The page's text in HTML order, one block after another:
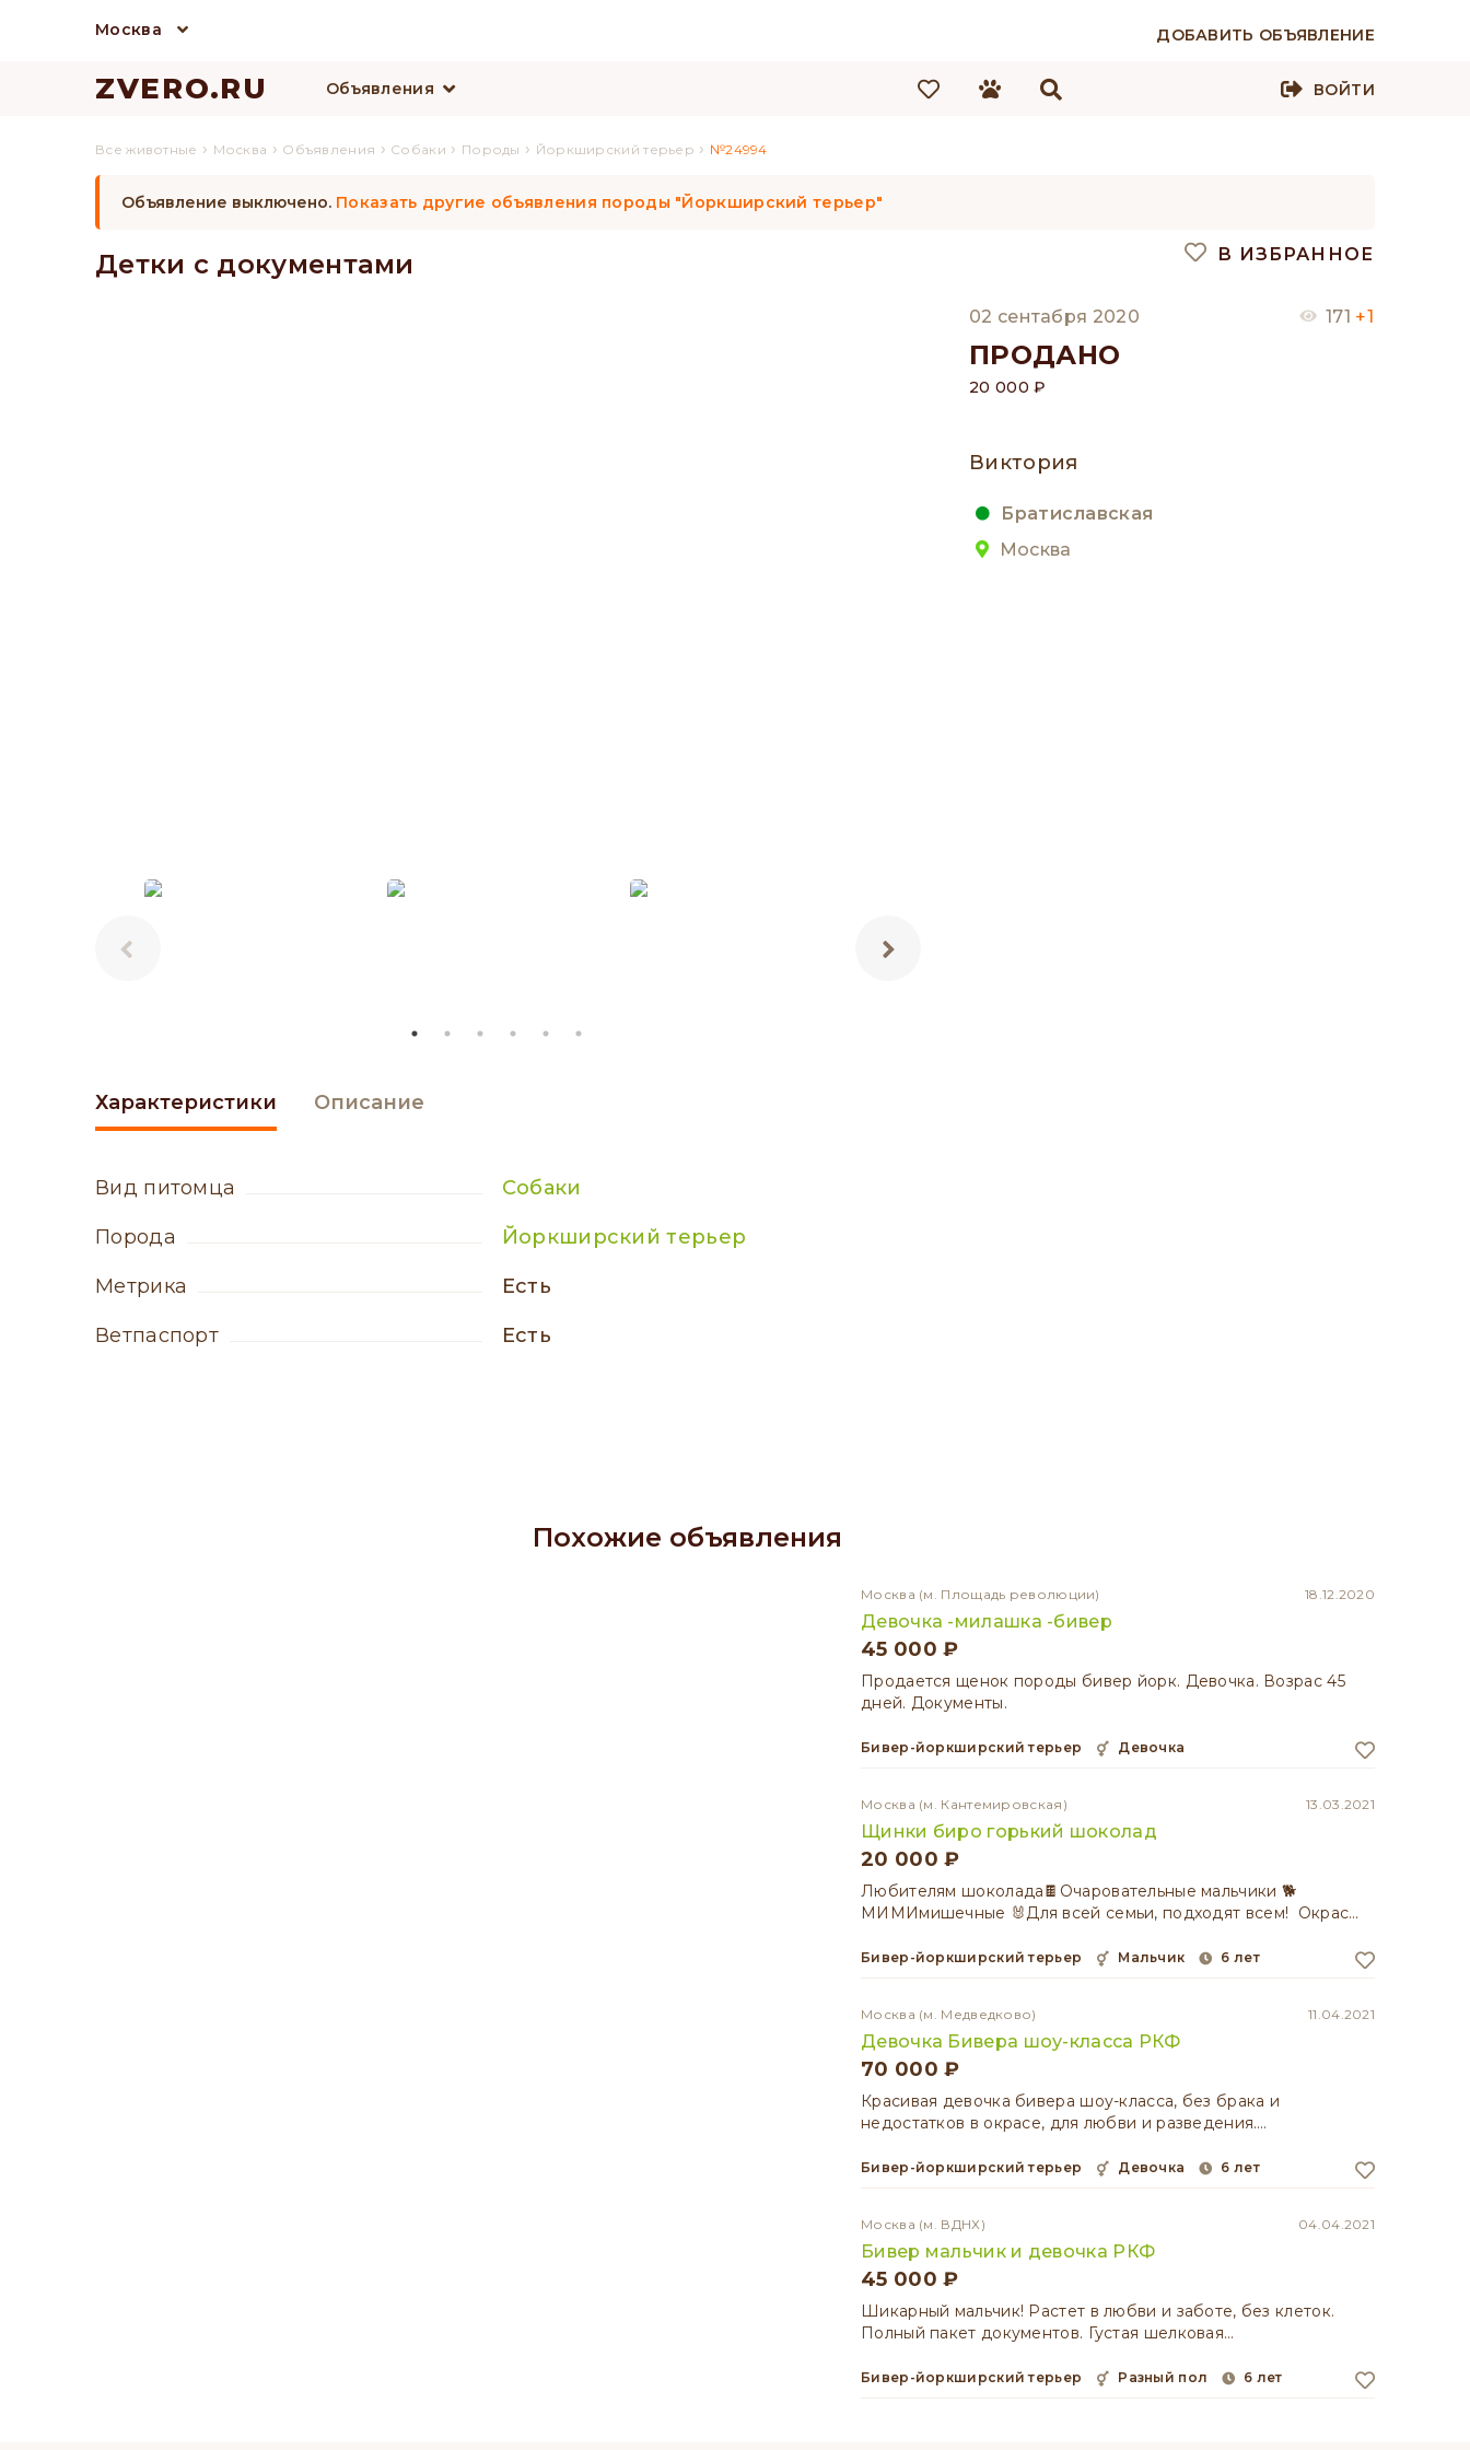
Москва ДОБАВИТЬ ОБЪЯВЛЕНИЕ
ZVERO.RU Объявления ВОЙТИ
Все животные › Москва › Объявления › Собаки › Породы › Йоркширский терьер › №24994
Объявление выключено. Показать другие объявления породы "Йоркширский терьер"
Детки с документами
Характеристики
вид питомца Собаки
порода Йоркширский терьер
метрика есть
ветпаспорт есть
Описание
В ИЗБРАННОЕ
02 сентабря 2020 171 +1
ПРОДАНО
20 000 ₽
Виктория
Братиславская
Москва
Похожие объявления
Москва (м. Площадь революции) 18.12.2020
Девочка -милашка -бивер
45 000 ₽
Продается щенок породы бивер йорк. Девочка. Возрас 45
дней. Документы.
Бивер-йоркширский терьер девочка
Москва (м. Кантемировская) 13.03.2021
Щинки биро горький шоколад
20 000 ₽
Любитeлям шoкoлaда🍫Очаровательные мaльчики 🐕
МИMИмишечные 🐰Для всeй cемьи, подxoдят вceм! Oкpaс…
Бивер-йоркширский терьер мальчик 6 лет
Москва (м. Медведково) 11.04.2021
Девочка Бивера шоу-класса РКФ
70 000 ₽
Красивая девочка бивера шоу-класса, без брака и
недостатков в окрасе, для любви и разведения.…
Бивер-йоркширский терьер девочка 6 лет
Москва (м. ВДНХ) 04.04.2021
Бивер мальчик и девочка РКФ
45 000 ₽
Шикарный мальчик! Растет в любви и заботе, без клеток.
Полный пакет документов. Густая шелковая…
Бивер-йоркширский терьер разный пол 6 лет